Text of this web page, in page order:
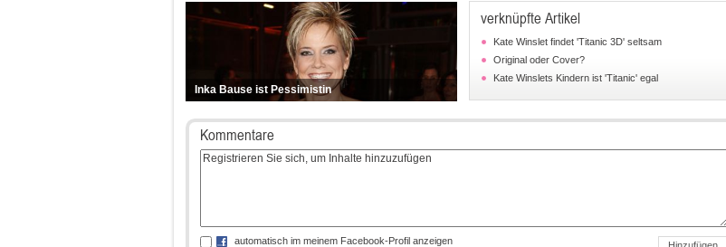
Inka Bause ist Pessimistin
verknüpfte Artikel
Kate Winslet findet 'Titanic 3D' seltsam
Original oder Cover?
Kate Winslets Kindern ist 'Titanic' egal
Kommentare
automatisch im meinem Facebook-Profil anzeigen